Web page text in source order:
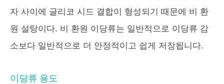
자 사이에 글리코 시드 결합이 형성되기 때문에 비 환
원 설탕이다. 비 환원 이당류는 일반적으로 이당류 감
소보다 일반적으로 더 안정적이고 쉽게 저장됩니다.
이당류 용도